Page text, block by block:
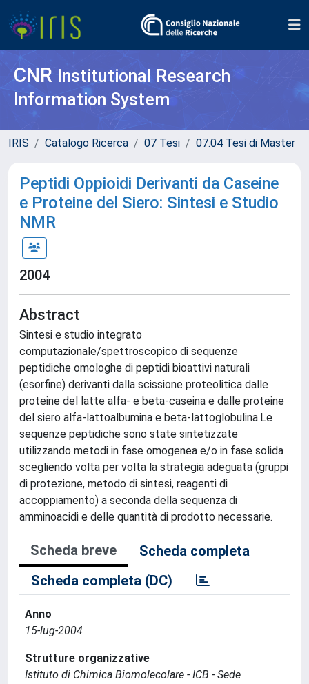
CNR Institutional Research
Information System
IRIS Catalogo Ricerca 07 Tesi 07.04 Tesi di Master
Peptidi Oppioidi Derivanti da Caseine
e Proteine del Siero: Sintesi e Studio
NMR
2004
Abstract
Sintesi e studio integrato
computazionale/spettroscopico di sequenze
peptidiche omologhe di peptidi bioattivi naturali
(esorfine) derivanti dalla scissione proteolitica dalle
proteine del latte alfa- e beta-caseina e dalle proteine
del siero alfa-lattoalbumina e beta-lattoglobulina.Le
sequenze peptidiche sono state sintetizzate
utilizzando metodi in fase omogenea e/o in fase solida
scegliendo volta per volta la strategia adeguata (gruppi
di protezione, metodo di sintesi, reagenti di
accoppiamento) a seconda della sequenza di
amminoacidi e delle quantità di prodotto necessarie.
Scheda breve
Scheda completa
Scheda completa (DC)
Anno
15-lug-2004
Strutture organizzative
Istituto di Chimica Biomolecolare - ICB - Sede